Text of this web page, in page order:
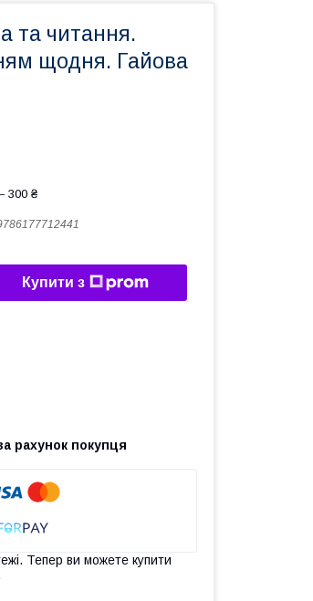
та читання.
щодня. Гайова
300 ₴
Купити з
рахунок покупця
Тепер ви можете купити